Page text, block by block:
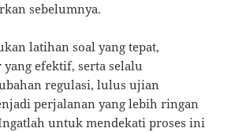
sebelumnya.
latihan soal yang tepat,
efektif, serta selalu
regulasi, lulus ujian
perjalanan yang lebih ringan
untuk mendekati proses ini